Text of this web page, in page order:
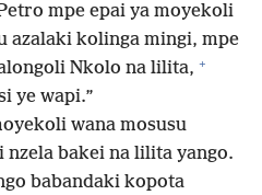
mpe epai ya moyekoli
azalaki kolinga mingi, mpe
Nkolo na lilita, +
ye wapi.”
wana mosusu
bakei na lilita yango.
babandaki kopota